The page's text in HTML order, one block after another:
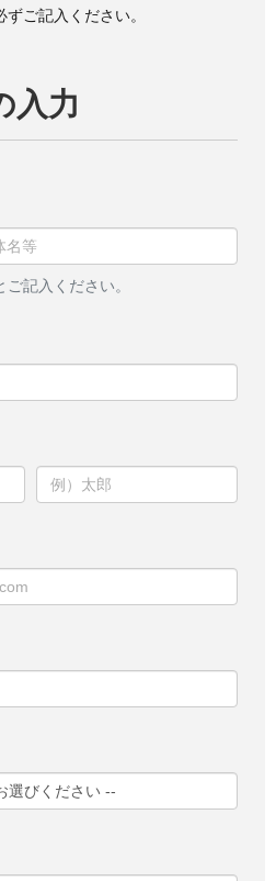
ご記入ください。
入力
記入ください。